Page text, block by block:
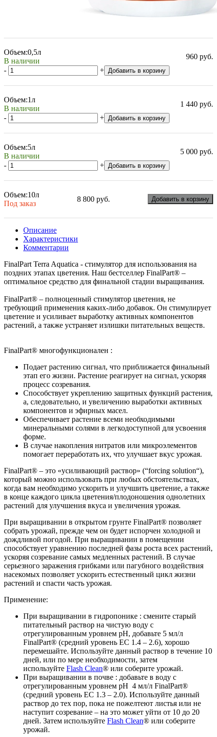
Объем:0,5л
В наличии
960 руб.
-
+ Добавить в корзину
Объем:1л
В наличии
1 440 руб.
-
+ Добавить в корзину
Объем:5л
В наличии
5 000 руб.
-
+ Добавить в корзину
Объем:10л
Под заказ
8 800 руб. Добавить в корзину
Описание
Характеристики
Комментарии
FinalPart Terra Aquatica - стимулятор для использования на
поздних этапах цветения. Наш бестселлер FinalPart® –
оптимальное средство для финальной стадии выращивания.
FinalPart® – полноценный стимулятор цветения, не
требующий применения каких-либо добавок. Он стимулирует
цветение и усиливает выработку активных компонентов
растений, а также устраняет излишки питательных веществ.
FinalPart® многофункционален :
Подает растению сигнал, что приближается финальный
этап его жизни. Растение реагирует на сигнал, ускоряя
процесс созревания.
Способствует укреплению защитных функций растения,
а, следовательно, и увеличению выработки активных
компонентов и эфирных масел.
Обеспечивает растение всеми необходимыми
минеральными солями в легкодоступной для усвоения
форме.
В случае накопления нитратов или микроэлементов
помогает переработать их, что улучшает вкус урожая.
FinalPart® – это «усиливающий раствор» (“forcing solution“),
который можно использовать при любых обстоятельствах,
когда вам необходимо ускорить и улучшить цветение, а также
в конце каждого цикла цветения/плодоношения однолетних
растений для улучшения вкуса и увеличения урожая.
При выращивании в открытом грунте FinalPart® позволяет
собрать урожай, прежде чем он будет испорчен холодной и
дождливой погодой. При выращивании в помещении
способствует уравнению последней фазы роста всех растений,
ускоряя созревание самых медленных растений. В случае
серьезного заражения грибками или пагубного воздействия
насекомых позволяет ускорить естественный цикл жизни
растений и спасти часть урожая.
Применение:
При выращивании в гидропонике : смените старый
питательный раствор на чистую воду с
отрегулированным уровнем pH, добавьте 5 мл/л
FinalPart® (средний уровень EC 1.4 – 2.6), хорошо
перемешайте. Используйте данный раствор в течение 10
дней, или по мере необходимости, затем
используйте Flash Clean® или соберите урожай.
При выращивании в почве : добавьте в воду с
отрегулированным уровнем pH 4 мл/л FinalPart®
(средний уровень EC 1.3 – 2.0). Используйте данный
раствор до тех пор, пока не пожелтеют листья или не
наступит созревание – на это может уйти от 10 до 20
дней. Затем используйте Flash Clean® или соберите
урожай.